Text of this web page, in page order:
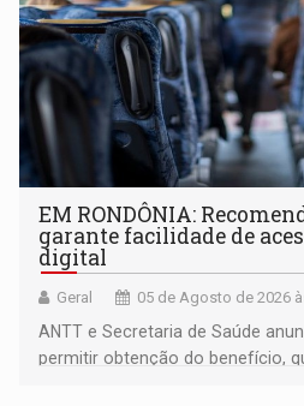
EM RONDÔNIA:
garante facilidade de
digital
Geral 05 de Agosto de 2026
ANTT e Secretaria de Saúde
permitir obtenção do benefício,